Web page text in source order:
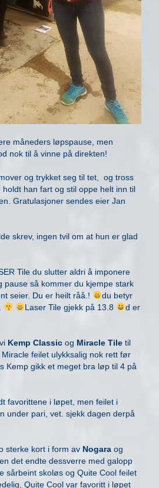
måneders løpspause, men
nok til å vinne på direkten!
og trykket seg til tet, og tross
han fart og stil oppe helt inn til
Gratulasjoner sendes eier Jan
skrev, ingen tvil om at hun er glad
Tile du slutter aldri å imponere
pause så kommer du kjempe stark
seier. Du er heilt råå.!
du betyr
Laser Tile gjekk på 13.8
d er
Kemp Classic og Miracle Tile til
feilet ulykksalig nok rett før
Kemp gikk et meget bra løp til 4 på
favorittene i løpet, men feilet i
under pari, vet. sjekk dagen derpå
sterke kort i form av Nogara og
det endte dessverre med galopp
sårbeint skoløs og Quite Cool feilet
Quite Cool var favoritt i løpet